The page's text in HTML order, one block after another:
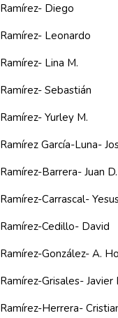
Ramírez- Diego
Ramírez- Leonardo
Ramírez- Lina M.
Ramírez- Sebastián
Ramírez- Yurley M.
Ramírez García-Luna-
Ramírez-Barrera- Juan D.
Ramírez-Carrascal-
Ramírez-Cedillo- David
Ramírez-González- A.
Ramírez-Grisales- Javier
Ramírez-Herrera-